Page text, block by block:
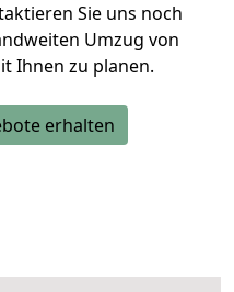
Sie uns noch
Umzug von
Ihnen zu planen.
erhalten